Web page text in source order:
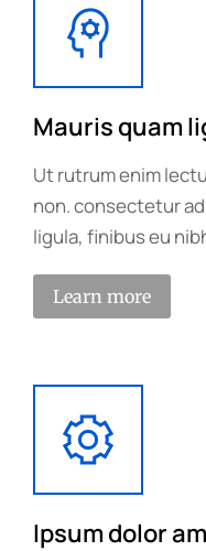
Mauris quam
Ut rutrum enim
non. consectetur
ligula, finibus eu
Learn more
Ipsum dolor